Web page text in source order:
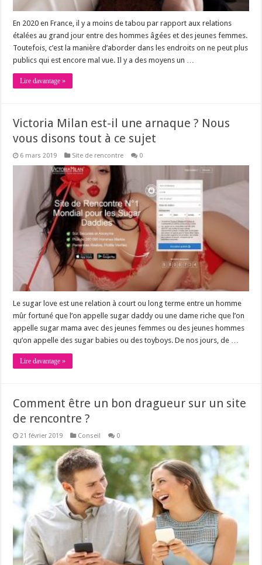
En 2020 en France, il y a moins de tabou par rapport aux relations
étalées au grand jour entre des hommes âgées et des jeunes femmes.
Toutefois, c’est la manière d’aborder dans les endroits on ne peut plus
publics qui est encore mal vue. Il y a des moyens un …
Lire davantage »
Victoria Milan est-il une arnaque ? Nous
vous disons tout à ce sujet
6 mars 2019 Site de rencontre 0
Le sugar love est une relation à court ou long terme entre un homme
mûr fortuné que l’on appelle sugar daddy ou une dame riche que l’on
appelle sugar mama avec des jeunes femmes ou des jeunes hommes
qu’on appelle des sugar babies ou des toyboys. De nos jours, de …
Lire davantage »
Comment être un bon dragueur sur un site
de rencontre ?
21 février 2019 Conseil 0